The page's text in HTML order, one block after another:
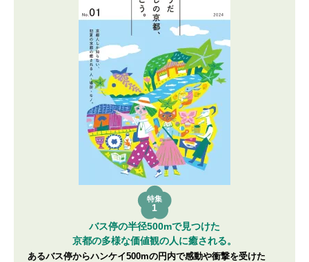
特集
1
バス停の半径500mで見つけた
京都の多様な価値観の人に癒される。
あるバス停からハンケイ500mの円内で感動や衝撃を受けた